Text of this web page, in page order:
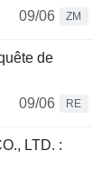
09/06
ZM
de
09/06
RE
LTD. :